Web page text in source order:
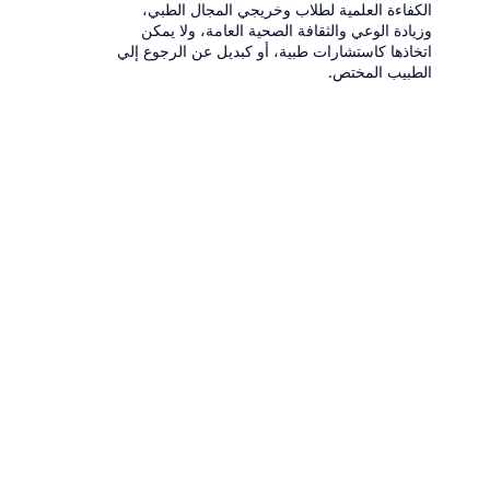
الكفاءة العلمية لطلاب وخريجي المجال الطبي،
وزيادة الوعي والثقافة الصحية العامة، ولا يمكن
اتخاذها كاستشارات طبية، أو كبديل عن الرجوع إلي
الطبيب المختص.